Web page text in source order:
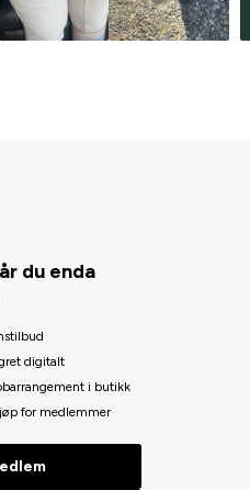
du enda
digitalt
i butikk
for medlemmer